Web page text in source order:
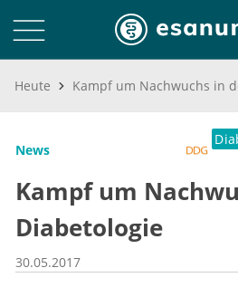
Heute Kampf um Nachwuchs in
News
Kampf um
Diabetologie
30.05.2017